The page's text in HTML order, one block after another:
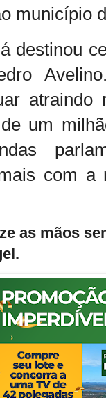
município
destinou
atraindo
um
com a
as mãos
.